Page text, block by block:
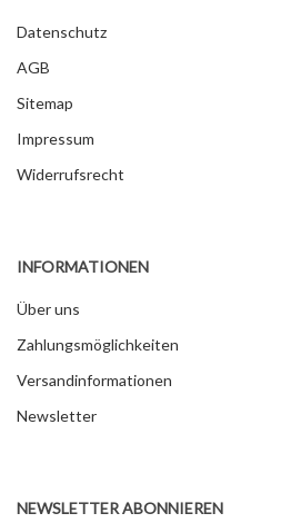
Datenschutz
AGB
Sitemap
Impressum
Widerrufsrecht
INFORMATIONEN
Über uns
Zahlungsmöglichkeiten
Versandinformationen
Newsletter
NEWSLETTER ABONNIEREN